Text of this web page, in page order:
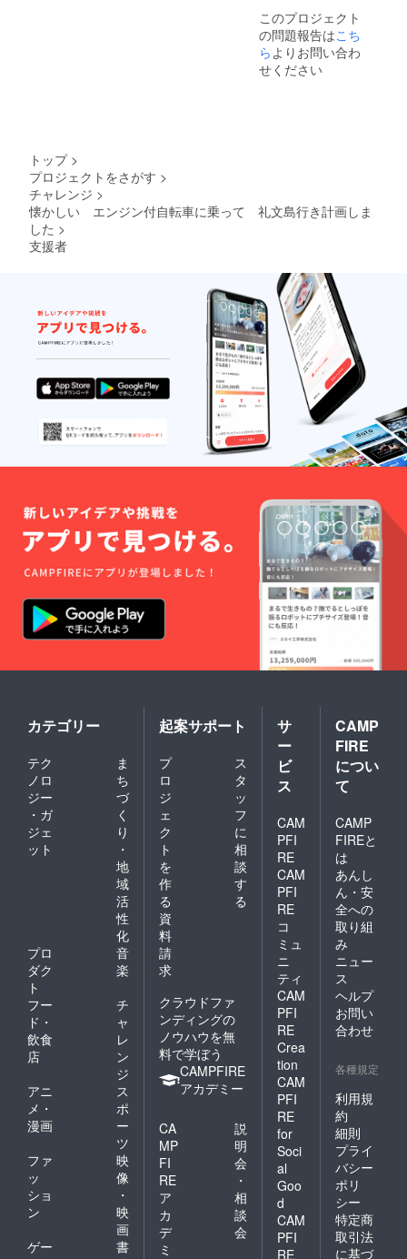
す
このプロジェクト
の問題報告はこち
ら よりお問い合わ
せください
トップ >
プロジェクトをさがす >
チャレンジ >
懐かしい エンジン付自転車に乗って 礼文島行き計画しま
した >
支援者
カテゴリー
テク
ノロ
ジー
・ガ
ジェ
ット
ま
ち
づ
く
り
・
地
域
活
性
化
プロ
ダク
ト
音
楽
フー
ド・
飲食
店
チ
ャ
レ
ン
ジ
アニ
メ・
漫画
ス
ポ
ー
ツ
ファ
ッ
ショ
ン
映
像
・
映
画
ゲー
書
起案サポート
プ
ロ
ジ
ェ
ク
ト
を
作
る
ス
タ
ッ
フ
に
相
談
す
る
資
料
請
求
クラウドファ
ンディングの
ノウハウを無
料で学ぼう
CAMPFIRE
アカデミー
CA
MP
FI
RE
ア
カ
デ
ミ
説
明
会
・
相
談
会
サ
ー
ビ
ス
CAM
PFI
RE
CAM
PFI
RE
コ
ミュ
ニ
ティ
CAM
PFI
RE
Crea
tion
CAM
PFI
RE
for
Soci
al
Goo
d
CAM
PFI
RE
CAMP
FIRE
につい
て
CAMP
FIREと
は
あんし
ん・安
全への
取り組
み
ニュー
ス
ヘルプ
お問い
合わせ
各種規定
利用規
約
細則
プライ
バシー
ポリ
シー
特定商
取引法
に基づ